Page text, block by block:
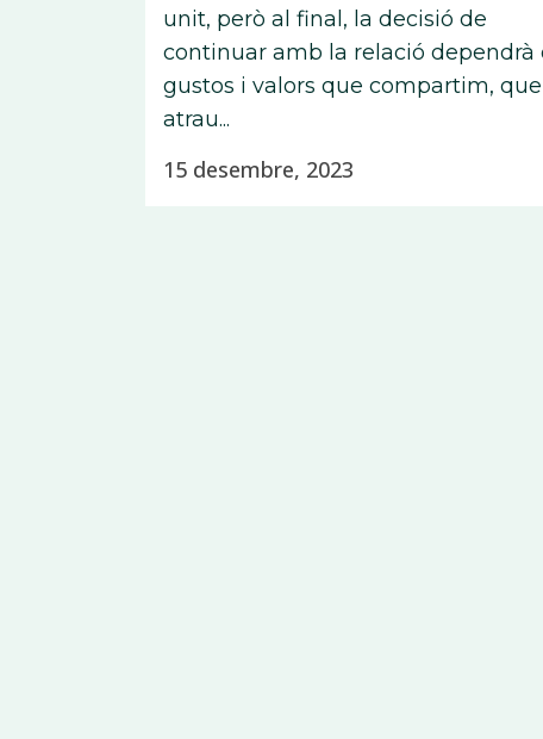
unit, però al final, la decisió de
continuar amb la relació dependrà
gustos i valors que compartim,
atrau...
15 desembre, 2023